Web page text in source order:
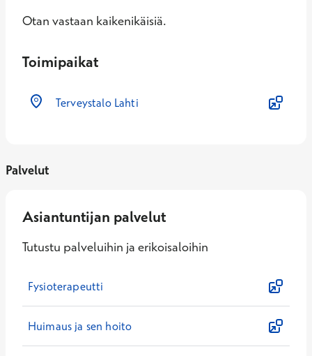
Otan vastaan kaikenikäisiä.
Toimipaikat
Terveystalo Lahti
Palvelut
Asiantuntijan palvelut
Tutustu palveluihin ja erikoisaloihin
Fysioterapeutti
Huimaus ja sen hoito